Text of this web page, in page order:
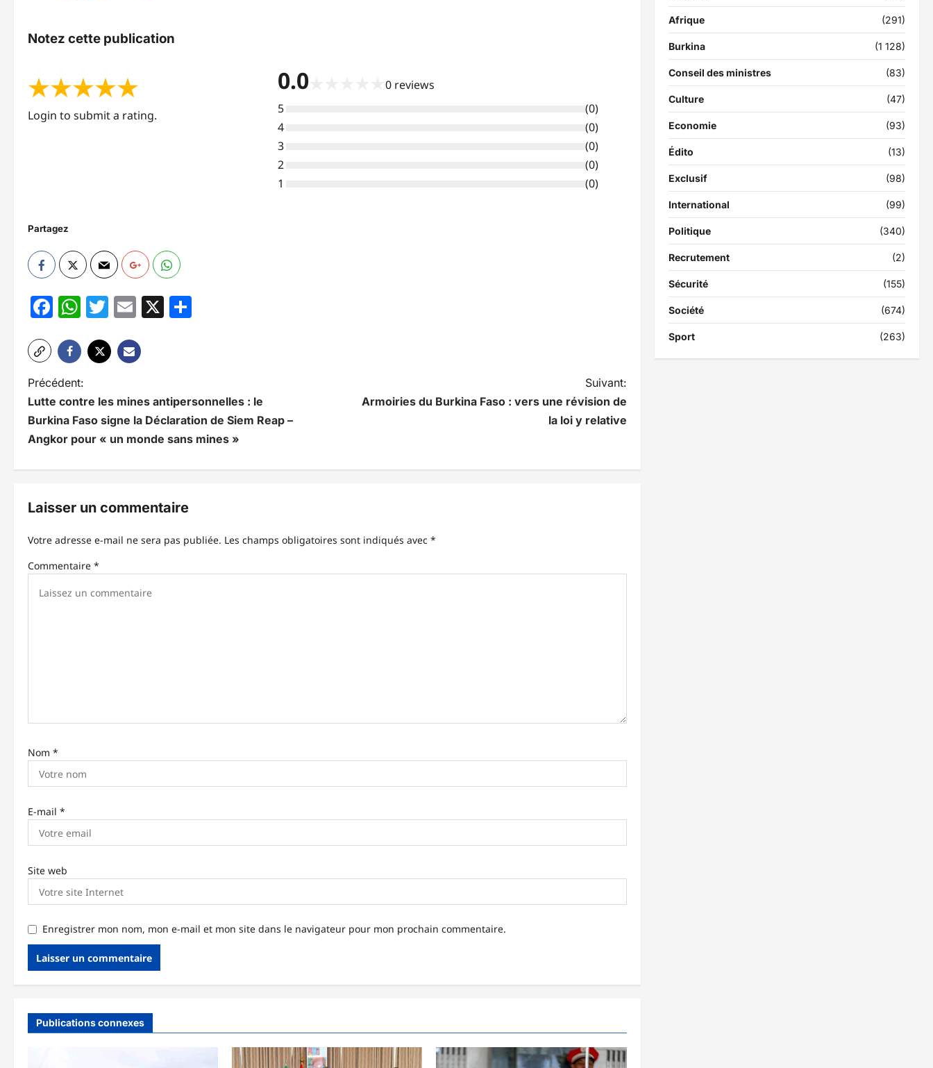
Notez cette publication
★★★★★
Login to submit a rating.
0.0★ 0 reviews
5
(0)
4
(0)
3
(0)
2
(0)
1
(0)
Partagez
Facebook
WhatsApp
Twitter
Email
X
N
a
v
a
t
i
i
c
l
Précédent:
Lutte contre les mines antipersonnelles : le
Burkina Faso signe la Déclaration de Siem Reap –
Angkor pour « un monde sans mines »
Suivant:
Armoiries du Burkina Faso : vers une révision de
la loi y relative
Laisser un commentaire
Votre adresse e-mail ne sera pas publiée. Les champs obligatoires sont indiqués avec *
Commentaire *
Nom *
E-mail *
Site web
Enregistrer mon nom, mon e-mail et mon site dans le navigateur pour mon prochain commentaire.
Publications connexes
Afrique (291)
Burkina (1 128)
Conseil des ministres (83)
Culture (47)
Economie (93)
Édito (13)
Exclusif (98)
International (99)
Politique (340)
Recrutement (2)
Sécurité (155)
Société (674)
Sport (263)